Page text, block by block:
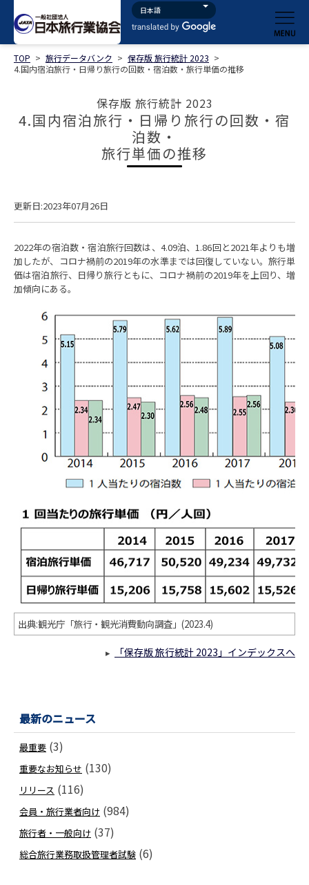
TOP > 旅行データバンク > 保存版 旅行統計 2023 >
4.国内宿泊旅行・日帰り旅行の回数・宿泊数・旅行単価の推移
保存版 旅行統計 2023
4.国内宿泊旅行・日帰り旅行の回数・宿
泊数・
旅行単価の推移
更新日:2023年07月26日
2022年の宿泊数・宿泊旅行回数は、4.09泊、1.86回と2021年よりも増
加したが、コロナ禍前の2019年の水準までは回復していない。旅行単
価は宿泊旅行、日帰り旅行ともに、コロナ禍前の2019年を上回り、増
加傾向にある。
出典:観光庁「旅行・観光消費動向調査」(2023.4)
▸ 「保存版 旅行統計 2023」インデックスへ
最新のニュース
最重要 (3)
重要なお知らせ (130)
リリース (116)
会員・旅行業者向け (984)
旅行者・一般向け (37)
総合旅行業務取扱管理者試験 (6)